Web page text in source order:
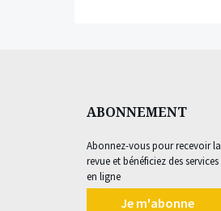
ABONNEMENT
Abonnez-vous pour recevoir la
revue et bénéficiez des services
en ligne
Je m'abonne